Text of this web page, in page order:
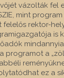
vázolták fel
mint
rektor-
is
programot a
ez a